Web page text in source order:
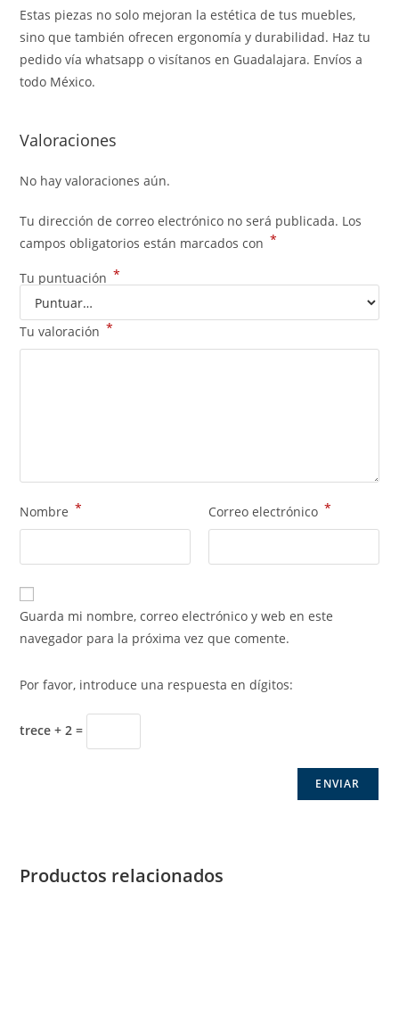
Estas piezas no solo mejoran la estética de tus muebles,
sino que también ofrecen ergonomía y durabilidad. Haz tu
pedido vía whatsapp o visítanos en Guadalajara. Envíos a
todo México.
Valoraciones
No hay valoraciones aún.
Tu dirección de correo electrónico no será publicada. Los
campos obligatorios están marcados con *
Tu puntuación *
Tu valoración *
Nombre * Correo electrónico *
Guarda mi nombre, correo electrónico y web en este
navegador para la próxima vez que comente.
Por favor, introduce una respuesta en dígitos:
trece + 2 =
Productos relacionados